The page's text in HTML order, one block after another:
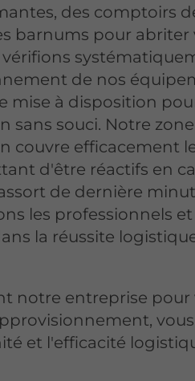
des comptoirs
barnums pour abriter
vérifions
de nos
mise à disposition
sans souci. Notre zone
couvre efficacement
d'être réactifs en
de dernière
les professionnels et
la réussite
notre entreprise pour
et l'efficacité